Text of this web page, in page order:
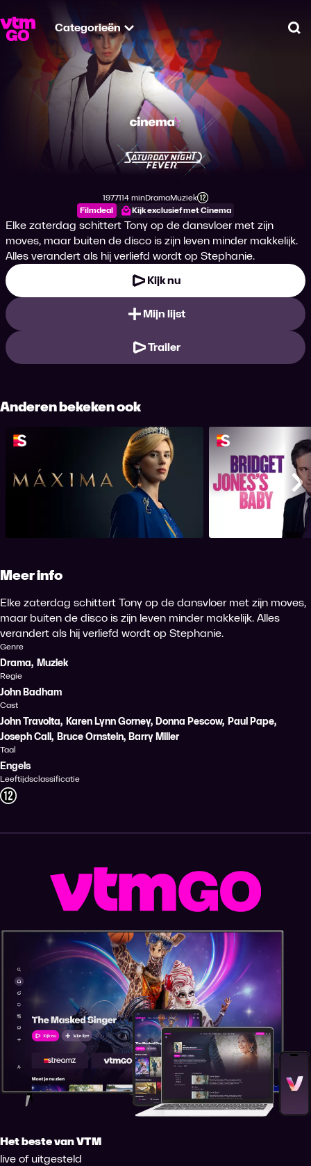
Categorieën
Saturday Night
Productiejaar
1977
Tijdsduur
114 min
Genre
Drama
Genre
Muziek
Leeftijdsclassificatie
Filmdeal Kijk exclusief met Cinema
Elke zaterdag schittert Tony op de dansvloer met zijn
moves, maar buiten de disco is zijn leven minder makkelijk.
Alles verandert als hij verliefd wordt op Stephanie.
Kijk nu
Mijn lijst
Trailer
Anderen bekeken ook
Máxima Bridget
Meer info
Elke zaterdag schittert Tony op de dansvloer met zijn moves,
maar buiten de disco is zijn leven minder makkelijk. Alles
verandert als hij verliefd wordt op Stephanie.
Genre
Drama, Muziek
Regie
John Badham
Cast
John Travolta, Karen Lynn Gorney, Donna Pescow, Paul Pape,
Joseph Cali, Bruce Ornstein, Barry Miller
Taal
Engels
Leeftijdsclassificatie
Het beste van VTM
live of uitgesteld